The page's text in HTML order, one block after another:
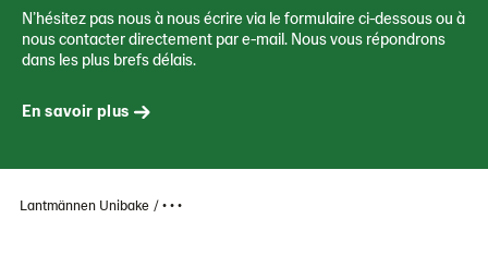
N’hésitez pas nous à nous écrire via le formulaire ci-dessous ou à
nous contacter directement par e-mail. Nous vous répondrons
dans les plus brefs délais.
En savoir plus
Lantmännen Unibake • • •